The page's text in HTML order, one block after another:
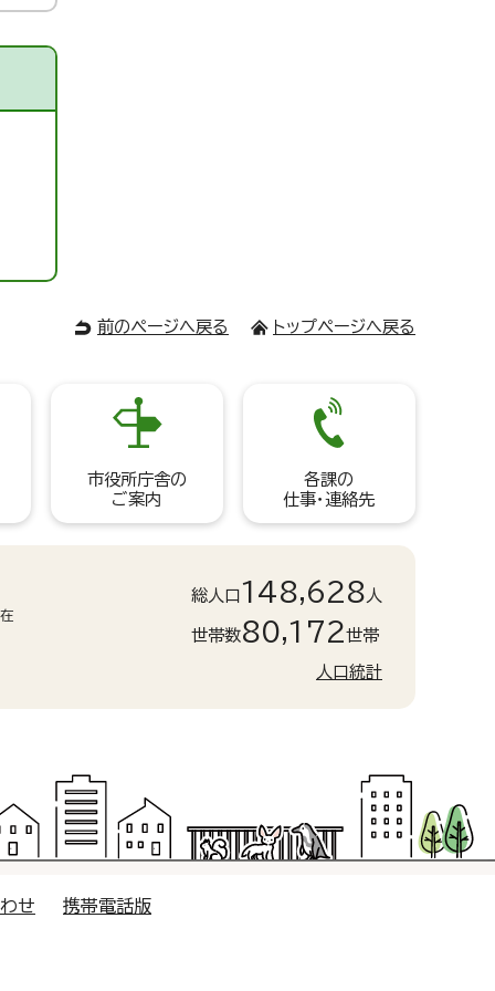
前のページへ戻る トップページへ戻る
市役所庁舎の
ご案内
各課の
仕事・連絡先
総人口 148,628 人
世帯数80,172世帯
人口統計
せ 携帯電話版